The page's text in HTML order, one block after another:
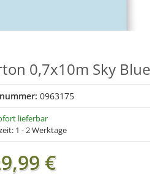
0,7x10m Sky Blue
0963175
lieferbar
1 - 2 Werktage
€